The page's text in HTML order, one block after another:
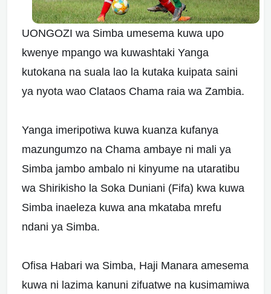
UONGOZI wa Simba umesema kuwa upo
kwenye mpango wa kuwashtaki Yanga
kutokana na suala lao la kutaka kuipata saini
ya nyota wao Clataos Chama raia wa Zambia.
Yanga imeripotiwa kuwa kuanza kufanya
mazungumzo na Chama ambaye ni mali ya
Simba jambo ambalo ni kinyume na utaratibu
wa Shirikisho la Soka Duniani (Fifa) kwa kuwa
Simba inaeleza kuwa ana mkataba mrefu
ndani ya Simba.
Ofisa Habari wa Simba, Haji Manara amesema
kuwa ni lazima kanuni zifuatwe na kusimamiwa